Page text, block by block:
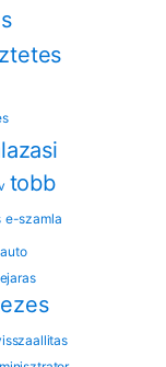
tobb
e-szamla
auto